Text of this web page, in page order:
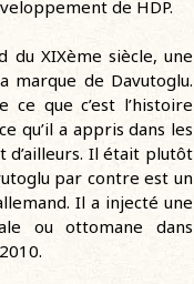
de HDP.
XIXème siècle, une
marque de Davutoglu.
que c’est l’histoire
qu’il a appris dans les
d’ailleurs. Il était plutôt
par contre est un
Il a injecté une
ou ottomane dans